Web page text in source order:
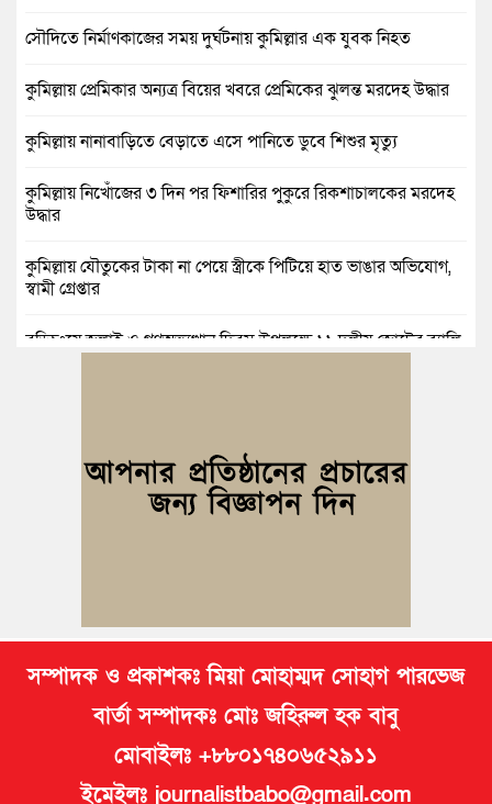
সৌদিতে নির্মাণকাজের সময় দুর্ঘটনায় কুমিল্লার এক যুবক নিহত
কুমিল্লায় প্রেমিকার অন্যত্র বিয়ের খবরে প্রেমিকের ঝুলন্ত মরদেহ উদ্ধার
কুমিল্লায় নানাবাড়িতে বেড়াতে এসে পানিতে ডুবে শিশুর মৃত্যু
কুমিল্লায় নিখোঁজের ৩ দিন পর ফিশারির পুকুরে রিকশাচালকের মরদেহ
উদ্ধার
কুমিল্লায় যৌতুকের টাকা না পেয়ে স্ত্রীকে পিটিয়ে হাত ভাঙার অভিযোগ,
স্বামী গ্রেপ্তার
বুড়িচংয়ে জুলাই ও গণঅভ্যুত্থান দিবস উপলক্ষে ১১ দলীয় জোটের র‍্যালি
কুমিল্লায় ১ লাখ ৯৪ হাজার বিদেশি সিগারেট উদ্ধার ও গাঁজাসহ মাদক
সম্পাদক ও প্রকাশকঃ মিয়া মোহাম্মদ সোহাগ পারভেজ
বার্তা সম্পাদকঃ মোঃ জহিরুল হক বাবু
মোবাইলঃ +৮৮০১৭৪০৬৫২৯১১
ইমেইলঃ journalistbabo@gmail.com